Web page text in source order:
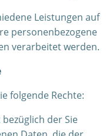
Leistungen auf
personenbezogene
verarbeitet werden.
folgende Rechte:
der Sie